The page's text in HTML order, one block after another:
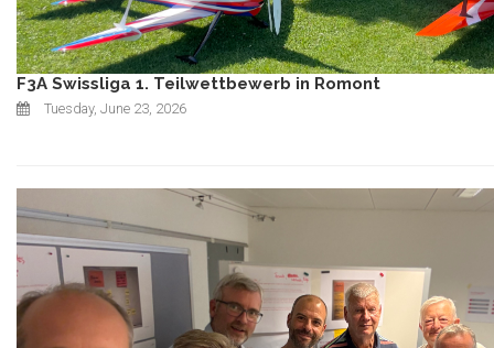
F3A Swissliga 1. Teilwettbewerb in Romont
Tuesday, June 23, 2026